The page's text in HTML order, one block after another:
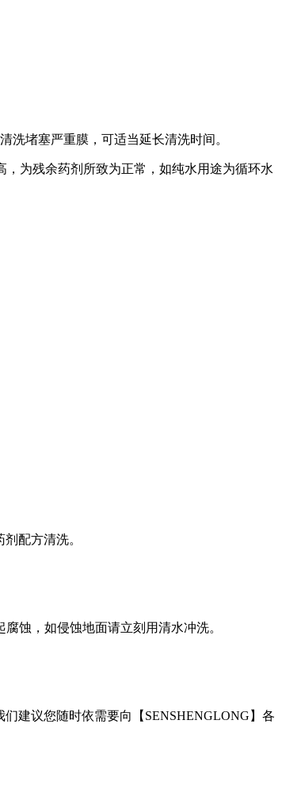
洗堵塞严重膜，可适当延长清洗时间。
，为残余药剂所致为正常，如纯水用途为循环水
配方清洗。
蚀，如侵蚀地面请立刻用清水冲洗。
们建议您随时依需要向【 SENSHENGLONG 】各